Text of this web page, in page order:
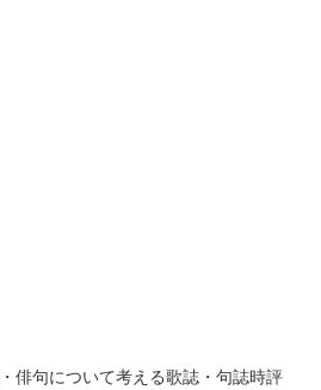
俳句について考える歌誌・句誌時評